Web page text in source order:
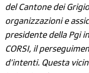
del Cantone dei
organizzazioni e
presidente della Pgi
CORSI, il
d’intenti. Questa